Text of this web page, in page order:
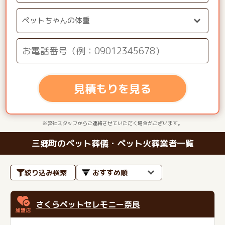
見積もりを見る
※弊社スタッフからご連絡させていただく場合がございます。
三郷町のペット葬儀・ペット火葬業者一覧
絞り込み検索
さくらペットセレモニー奈良